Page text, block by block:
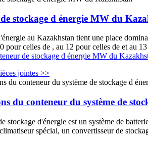
stockage d énergie MW du
au Kazakhstan tient une place
pour celles de , au 12 pour celles de et au
de stockage d énergie MW du
jointes >>
du conteneur du système de
stockage d'énergie est un système de
spécial, un convertisseur de